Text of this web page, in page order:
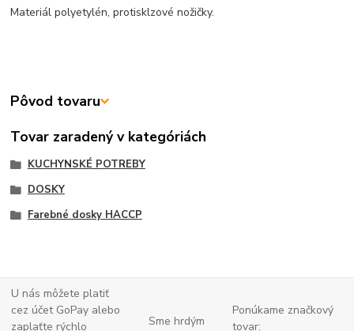
Materiál polyetylén, protisklzové nožičky.
Pôvod tovaru
Tovar zaradený v kategóriách
KUCHYNSKÉ POTREBY
DOSKY
Farebné dosky HACCP
U nás môžete platiť
cez účet GoPay alebo
zaplaťte rýchlo
Sme hrdým
Ponúkame značkový
tovar: